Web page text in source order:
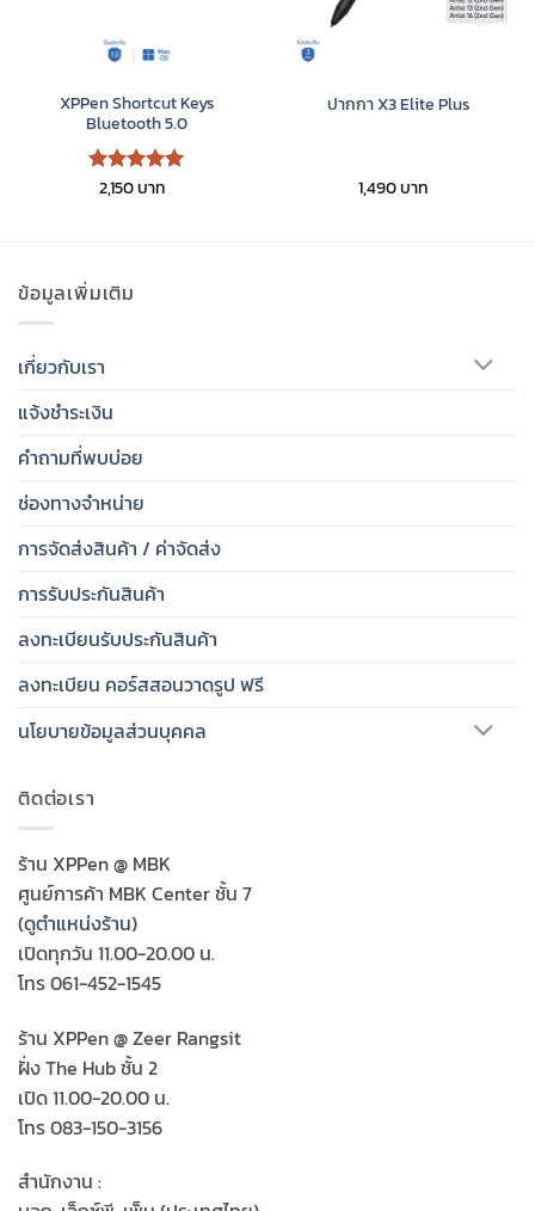
XPPen Shortcut Keys
Bluetooth 5.0
ให้คะแนน
2,150
ปากกา X3 Elite Plus
1,490
ข้อมูลเพิ่มเติม
เกี่ยวกับเรา
แจ้งชำระเงิน
คำถามที่พบบ่อย
ช่องทางจำหน่าย
การจัดส่งสินค้า / ค่าจัดส่ง
การรับประกันสินค้า
ลงทะเบียนรับประกันสินค้า
ลงทะเบียน คอร์สสอนวาดรูป ฟรี
นโยบายข้อมูลส่วนบุคคล
ติดต่อเรา
ร้าน XPPen @ MBK
ศูนย์การค้า MBK Center ชั้น 7
(ดูตำแหน่งร้าน)
เปิดทุกวัน 11.00-20.00 น.
โทร 061-452-1545
ร้าน XPPen @ Zeer Rangsit
ฝั่ง The Hub ชั้น 2
เปิด 11.00-20.00 น.
โทร 083-150-3156
สำนักงาน :